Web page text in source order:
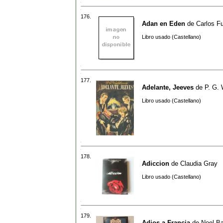
176.
Adan en Eden de Carlos
Libro usado (Castellano)
177.
Adelante, Jeeves de P. G.
Libro usado (Castellano)
178.
Adiccion de Claudia Gray
Libro usado (Castellano)
179.